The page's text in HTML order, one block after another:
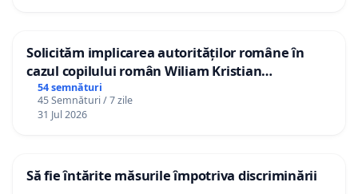
Solicităm implicarea autorităților române în
cazul copilului român Wiliam Kristian
Gheorghe, aflat în plasament în Danemarca de
12 ani
54 semnături
45 Semnături / 7 zile
31 Jul 2026
Să fie întărite măsurile împotriva discriminării